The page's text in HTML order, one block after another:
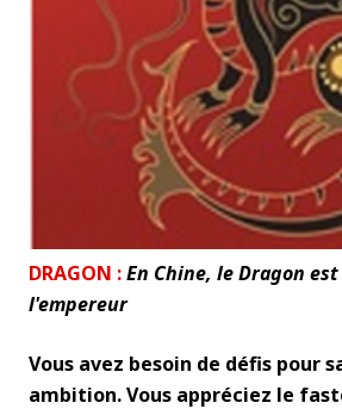
DRAGON :En Chine, le Dragon
l'empereur
Vous avez besoin de défis pour
ambition. Vous appréciez le